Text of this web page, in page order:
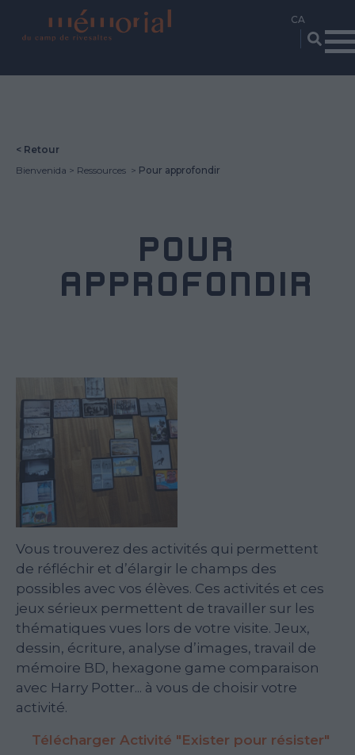
< Retour
Bienvenida
Ressources Pour approfondir
POUR
APPROFONDIR
Vous trouverez des activités qui permettent
de réfléchir et d’élargir le champs des
possibles avec vos élèves. Ces activités et ces
jeux sérieux permettent de travailler sur les
thématiques vues lors de votre visite. Jeux,
dessin, écriture, analyse d’images, travail de
mémoire BD, hexagone game comparaison
avec Harry Potter... à vous de choisir votre
activité.
Télécharger Activité "Exister pour résister"